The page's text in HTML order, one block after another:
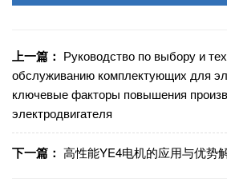
上一篇： Руководство по выбору и
обслуживанию комплектующих для
ключевые факторы повышения
электродвигателя
下一篇： 高性能YE4电机的应用与优势